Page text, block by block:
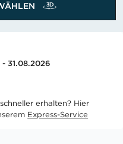
31.08.2026
erhalten? Hier
Express-Service